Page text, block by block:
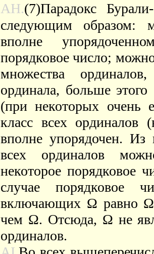
AH.(7)Парадокс
следующим образом:
вполне
порядковое число;
множества
ординала, больше
(при некоторых очень
класс всех ординалов
вполне упорядочен. Из
всех ординалов
некоторое порядковое
случае порядковое
включающих Ω равно
чем Ω. Отсюда, Ω не
ординалов.